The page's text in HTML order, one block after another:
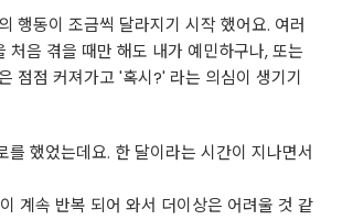
행동이 조금씩 달라지기 시작 했어요. 여러
음 겪을 때만 해도 내가 예민하구나, 또는
점점 커져가고 '혹시?' 라는 의심이 생기기
했었는데요. 한 달이라는 시간이 지나면서
계속 반복 되어 와서 더이상은 어려울 것 같